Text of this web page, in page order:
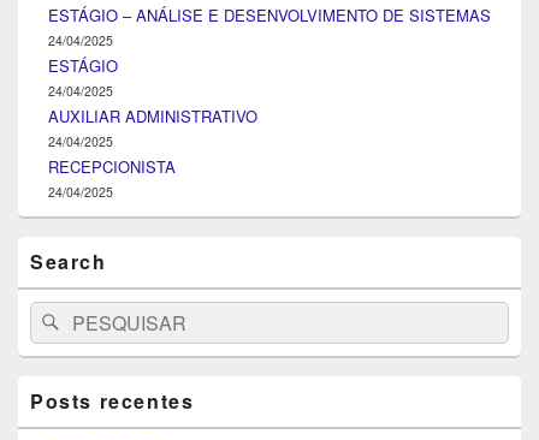
ESTÁGIO – ANÁLISE E DESENVOLVIMENTO DE SISTEMAS
24/04/2025
ESTÁGIO
24/04/2025
AUXILIAR ADMINISTRATIVO
24/04/2025
RECEPCIONISTA
24/04/2025
Search
Search
for:
Pesquisar
Posts recentes